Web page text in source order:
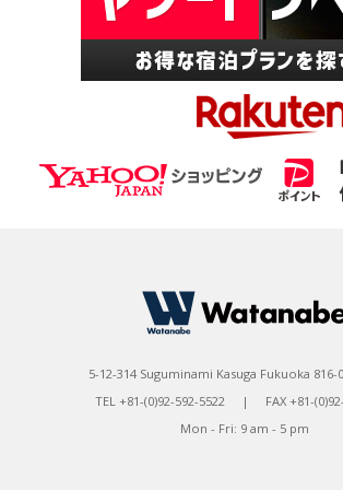
5-12-314 Suguminami Kasuga Fukuoka 816-
TEL +81-(0)92-592-5522 | FAX +81-(0)92-
Mon - Fri: 9 am - 5 pm